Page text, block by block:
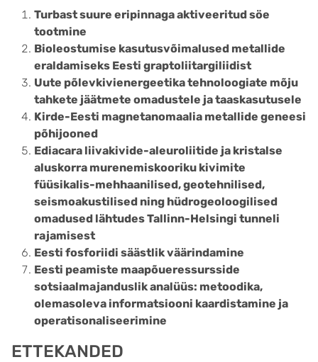
Turbast suure eripinnaga aktiveeritud söe
tootmine
Bioleostumise kasutusvõimalused metallide
eraldamiseks Eesti graptoliitargiliidist
Uute põlevkivienergeetika tehnoloogiate mõju
tahkete jäätmete omadustele ja taaskasutusele
Kirde-Eesti magnetanomaalia metallide geneesi
põhijooned
Ediacara liivakivide-aleuroliitide ja kristalse
aluskorra murenemiskooriku kivimite
füüsikalis-mehhaanilised, geotehnilised,
seismoakustilised ning hüdrogeoloogilised
omadused lähtudes Tallinn-Helsingi tunneli
rajamisest
Eesti fosforiidi säästlik väärindamine
Eesti peamiste maapõueressursside
sotsiaalmajanduslik analüüs: metoodika,
olemasoleva informatsiooni kaardistamine ja
operatisonaliseerimine
ETTEKANDED